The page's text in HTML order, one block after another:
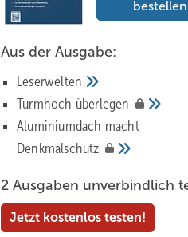
bestellen
Aus der Ausgabe:
Leserwelten
Tur mhoch überlegen
Aluminiumdach macht
Denkmalschutz
2 Ausgaben unverbindlich
Jetzt kostenlos testen!